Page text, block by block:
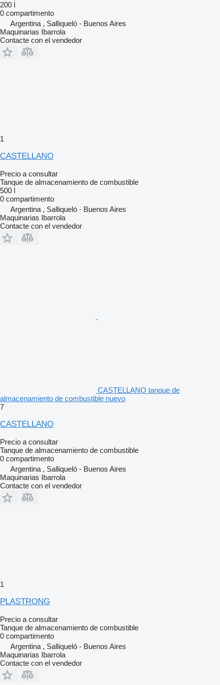
200 l
0 compartimento
Argentina , Salliqueló - Buenos Aires
Maquinarias Ibarrola
Contacte con el vendedor
1
CASTELLANO
Precio a consultar
Tanque de almacenamiento de combustible
500 l
0 compartimento
Argentina , Salliqueló - Buenos Aires
Maquinarias Ibarrola
Contacte con el vendedor
CASTELLANO tanque de
almacenamiento de combustible nuevo
7
CASTELLANO
Precio a consultar
Tanque de almacenamiento de combustible
0 compartimento
Argentina , Salliqueló - Buenos Aires
Maquinarias Ibarrola
Contacte con el vendedor
1
PLASTRONG
Precio a consultar
Tanque de almacenamiento de combustible
0 compartimento
Argentina , Salliqueló - Buenos Aires
Maquinarias Ibarrola
Contacte con el vendedor